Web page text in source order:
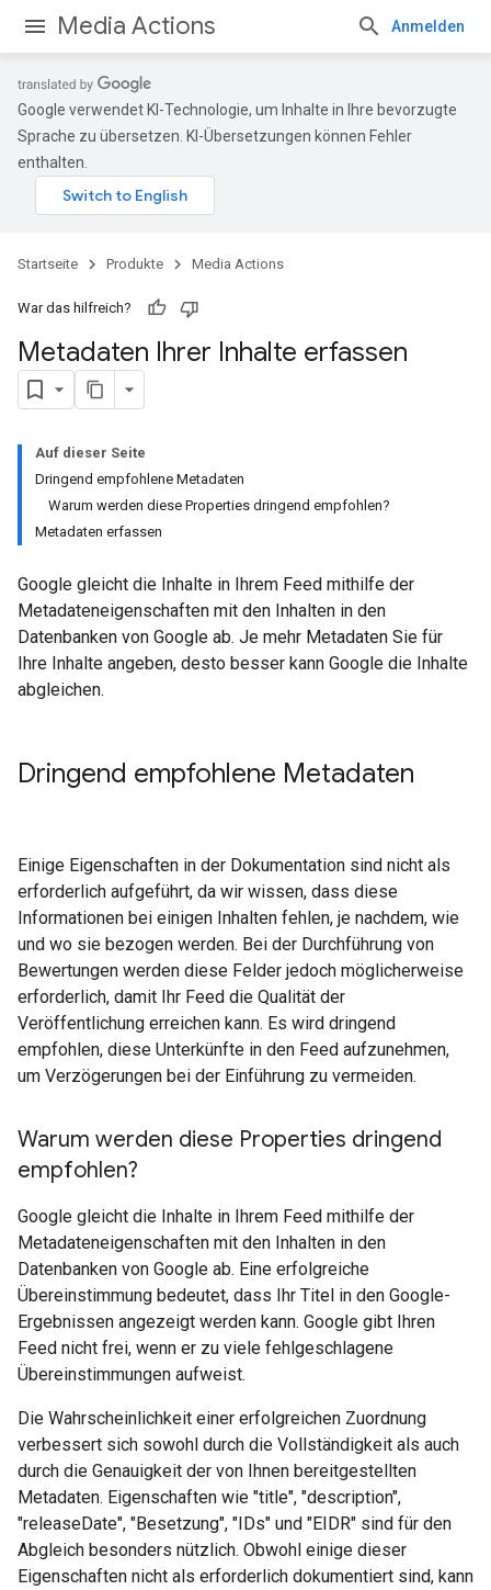
Media Actions Anmelden
Google verwendet KI-Technologie, um Inhalte in Ihre bevorzugte
Sprache zu übersetzen. KI-Übersetzungen können Fehler
enthalten.
Startseite Produkte Media Actions
War das hilfreich?
Metadaten Ihrer Inhalte erfassen
Auf dieser Seite
Dringend empfohlene Metadaten
Warum werden diese Properties dringend empfohlen?
Metadaten erfassen
Google gleicht die Inhalte in Ihrem Feed mithilfe der
Metadateneigenschaften mit den Inhalten in den
Datenbanken von Google ab. Je mehr Metadaten Sie für
Ihre Inhalte angeben, desto besser kann Google die Inhalte
abgleichen.
Dringend empfohlene Metadaten
Einige Eigenschaften in der Dokumentation sind nicht als
erforderlich aufgeführt, da wir wissen, dass diese
Informationen bei einigen Inhalten fehlen, je nachdem, wie
und wo sie bezogen werden. Bei der Durchführung von
Bewertungen werden diese Felder jedoch möglicherweise
erforderlich, damit Ihr Feed die Qualität der
Veröffentlichung erreichen kann. Es wird dringend
empfohlen, diese Unterkünfte in den Feed aufzunehmen,
um Verzögerungen bei der Einführung zu vermeiden.
Warum werden diese Properties dringend
empfohlen?
Google gleicht die Inhalte in Ihrem Feed mithilfe der
Metadateneigenschaften mit den Inhalten in den
Datenbanken von Google ab. Eine erfolgreiche
Übereinstimmung bedeutet, dass Ihr Titel in den Google-
Ergebnissen angezeigt werden kann. Google gibt Ihren
Feed nicht frei, wenn er zu viele fehlgeschlagene
Übereinstimmungen aufweist.
Die Wahrscheinlichkeit einer erfolgreichen Zuordnung
verbessert sich sowohl durch die Vollständigkeit als auch
durch die Genauigkeit der von Ihnen bereitgestellten
Metadaten. Eigenschaften wie "title", "description",
"releaseDate", "Besetzung", "IDs" und "EIDR" sind für den
Abgleich besonders nützlich. Obwohl einige dieser
Eigenschaften nicht als erforderlich dokumentiert sind, kann